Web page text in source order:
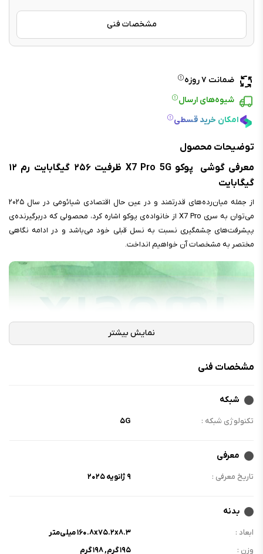
مشخصات فنی
ضمانت ۷ روزه
شیوه‌های ارسال
امکان خرید قسطی
توضیحات محصول
معرفی گوشی پوکو X7 Pro 5G ظرفیت ۲۵۶ گیگابایت رم ۱۲
گیگابایت
از جمله میان‌رده‌های قدرتمند و در عین حال اقتصادی شیائومی در سال ۲۰۲۵
می‌توان به سری X7 Pro از خانواده‌ی پوکو اشاره کرد، محصولی که دربرگیرنده‌ی
پیشرفت‌های چشمگیری نسبت به نسل قبلی خود می‌باشد و در ادامه نگاهی
مختصر به مشخصات آن خواهیم انداخت.
مشخصات فنی
شبکه
تکنولوژی شبکه : ۵G
معرفی
تاریخ معرفی : ۹ ژانویه ۲۰۲۵
بدنه
ابعاد :
۱۶۰.۸x۷۵.۲x۸.۳ میلی‌متر
وزن :
۱۹۵ گرم, ۱۹۸ گرم